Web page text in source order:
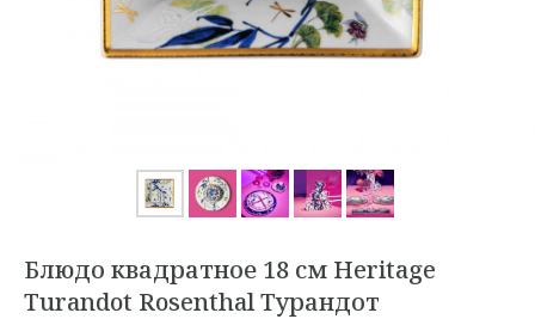
Блюдо квадратное 18 см Heritage
Turandot Rosenthal Турандот